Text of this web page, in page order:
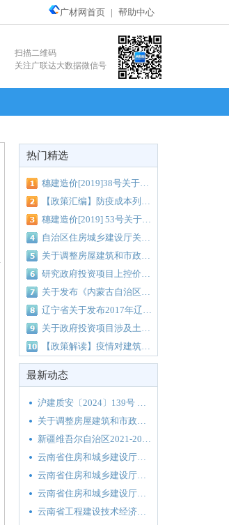
广材网首页 | 帮助中心
扫描二维码
关注广联达大数据微信号
热门精选
穗建造价[2019]38号关于调整我市工程检验监测费费率的通知
【政策汇编】防疫成本列入工程造价！全国各地区汇总调整细则看过来！
穗建造价[2019] 53号关于建设工程余泥渣土场外运输费用计价办法的通知
自治区住房城乡建设厅关于颁布2018年《广西壮族自治区工程建设其他费用定额》的通知（桂建标[2018]37号）
关于调整房屋建筑和市政基础设施工程工程量清单计价综合人工单价的通知
研究政府投资项目上控价中取土费、弃土费标准联审会议纪要（南建纪要[2018]366号）
关于发布《内蒙古自治区建设工程 计价依据（2017届）》的通知
辽宁省关于发布2017年辽宁省建设工程计价依据人工费动态指数的通知 辽住建建管〔2020〕3号
关于政府投资项目涉及土方运输费、取土费及弃土费有关问题专题协调会议纪要（南重点办纪要[2018]163号）
【政策解读】疫情对建筑行业的影响及对策（造价人员必知）
最新动态
沪建质安〔2024〕139号 关于印发《2024年上海市建设工程质量安全（消防审验）管理工作要点》的通知
关于调整房屋建筑和市政基础设施工程工程量清单计价综合人工单价的通知
新疆维吾尔自治区2021-2022年度政府集中采购目录及标准
云南省住房和城乡建设厅关于发布云南省绿色建筑适用技术推广目录（2020）的通知
云南省住房和城乡建设厅关于南亚东南亚建设工程材料及设备价格监测平台上线试运行的通知
云南省住房和城乡建设厅关于2020年第二季度云南省主要工程材料价格波动情况的通报
云南省工程建设技术经济室关于《工程材料价格信息数据采集及应用标准》《云南省建设工程材料及设备价格监测平台》宣贯培训的通知